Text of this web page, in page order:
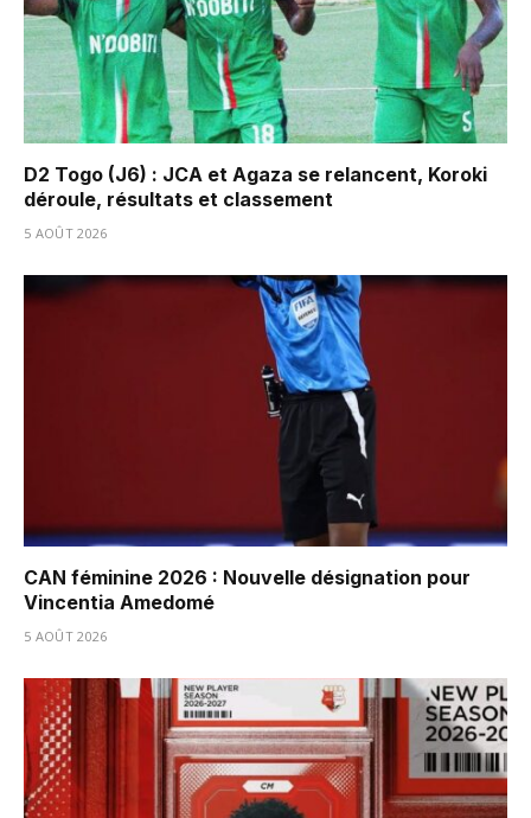
D2 Togo (J6) : JCA et Agaza se relancent, Koroki
déroule, résultats et classement
5 AOÛT 2026
CAN féminine 2026 : Nouvelle désignation pour
Vincentia Amedomé
5 AOÛT 2026